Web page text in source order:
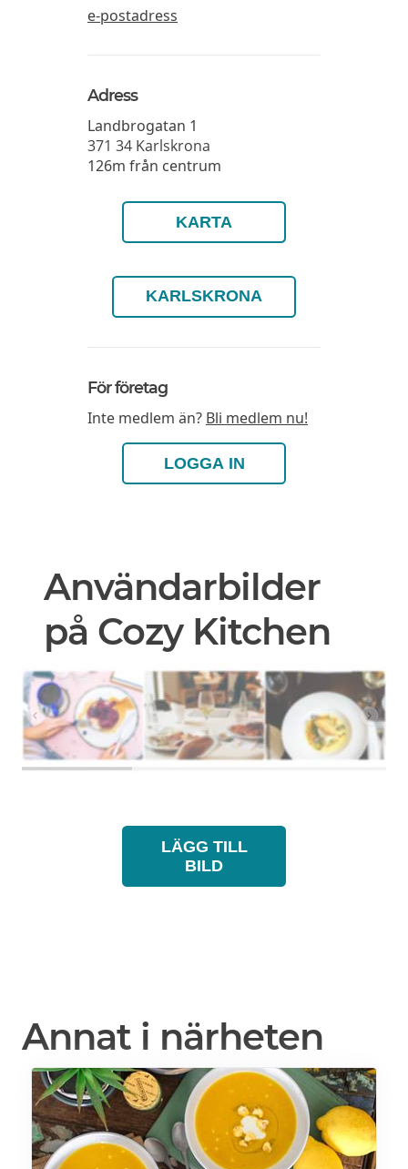
e-postadress
Adress
Landbrogatan 1
371 34 Karlskrona
126m från centrum
KARTA
KARLSKRONA
För företag
Inte medlem än? Bli medlem nu!
LOGGA IN
Användarbilder
på Cozy Kitchen
LÄGG TILL
BILD
Annat i närheten